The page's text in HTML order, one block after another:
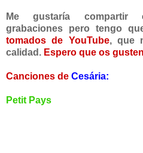
Me gustaría compartir
grabaciones pero tengo
tomados de YouTube, que
calidad. Espero que os
Canciones de Cesária:
Petit Pays